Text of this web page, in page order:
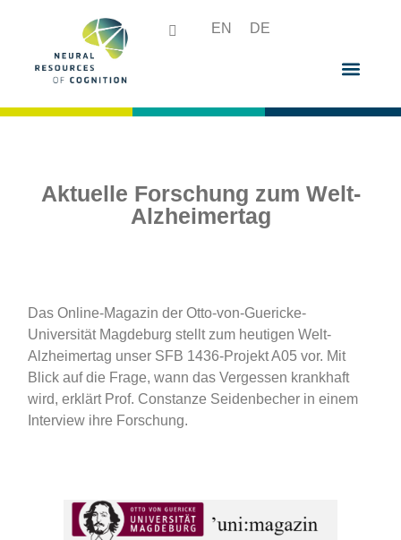
EN DE
Aktuelle Forschung zum Welt-
Alzheimertag
Das Online-Magazin der Otto-von-Guericke-
Universität Magdeburg stellt zum heutigen Welt-
Alzheimertag unser SFB 1436-Projekt A05 vor. Mit
Blick auf die Frage, wann das Vergessen krankhaft
wird, erklärt Prof. Constanze Seidenbecher in einem
Interview ihre Forschung.